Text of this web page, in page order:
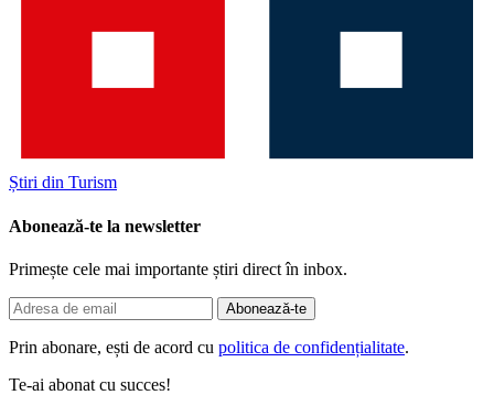
Știri din Turism
Abonează-te la newsletter
Primește cele mai importante știri direct în inbox.
Abonează-te
Prin abonare, ești de acord cu politica de confidențialitate.
Te-ai abonat cu succes!